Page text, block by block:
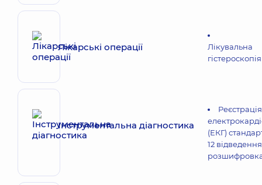
Лікарські операції
Лікувальна
гістероскопія
Інструментальна діагностика
Реєстрація
(ЕКГ)
12